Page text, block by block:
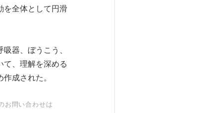
を全体として円滑
器、ぼうこう、
て、理解を深める
成された。
お問い合わせは